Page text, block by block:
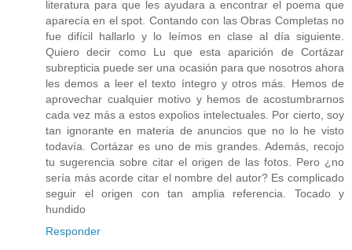
literatura para que les ayudara a encontrar el poema que
aparecía en el spot. Contando con las Obras Completas no
fue difícil hallarlo y lo leímos en clase al día siguiente.
Quiero decir como Lu que esta aparición de Cortázar
subrepticia puede ser una ocasión para que nosotros ahora
les demos a leer el texto íntegro y otros más. Hemos de
aprovechar cualquier motivo y hemos de acostumbrarnos
cada vez más a estos expolios intelectuales. Por cierto, soy
tan ignorante en materia de anuncios que no lo he visto
todavía. Cortázar es uno de mis grandes. Además, recojo
tu sugerencia sobre citar el origen de las fotos. Pero ¿no
sería más acorde citar el nombre del autor? Es complicado
seguir el origen con tan amplia referencia. Tocado y
hundido
Responder